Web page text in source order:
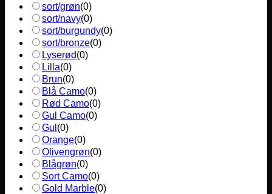
sort/grøn(0)
sort/navy(0)
sort/burgundy(0)
sort/bronze(0)
Lyserød(0)
Lilla(0)
Brun(0)
Blå Camo(0)
Rød Camo(0)
Gul Camo(0)
Gul (0)
Orange(0)
Olivengrøn(0)
Blågrøn(0)
Sort Camo(0)
Gold Marble(0)